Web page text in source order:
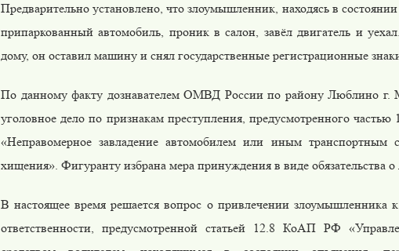
Предварительно установлено, что злоумышленник, находясь в
припаркованный автомобиль, проник в салон, завёл двигатель и
дому, он оставил машину и снял государственные регистрационные
По данному факту дознавателем ОМВД России по району Люблино г.
уголовное дело по признакам преступления, предусмотренного
«Неправомерное завладение автомобилем или иным транспортным
хищения». Фигуранту избрана мера принуждения в виде обязательства о
В настоящее время решается вопрос о привлечении злоумышленника
ответственности, предусмотренной статьей 12.8 КоАП РФ